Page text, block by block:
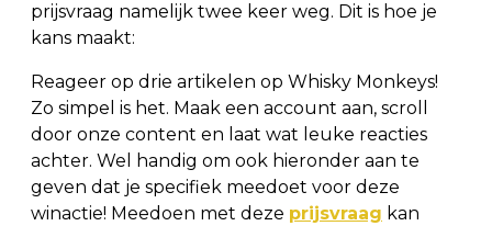
prijsvraag namelijk twee keer weg. Dit is hoe je
kans maakt:
Reageer op drie artikelen op Whisky Monkeys!
Zo simpel is het. Maak een account aan, scroll
door onze content en laat wat leuke reacties
achter. Wel handig om ook hieronder aan te
geven dat je specifiek meedoet voor deze
winactie! Meedoen met deze prijsvraag kan